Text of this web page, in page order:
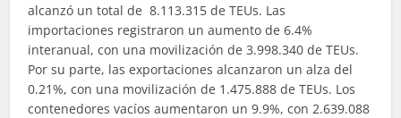
alcanzó un total de 8.113.315 de TEUs. Las
importaciones registraron un aumento de 6.4%
interanual, con una movilización de 3.998.340 de TEUs.
Por su parte, las exportaciones alcanzaron un alza del
0.21%, con una movilización de 1.475.888 de TEUs. Los
contenedores vacíos aumentaron un 9.9%, con 2.639.088